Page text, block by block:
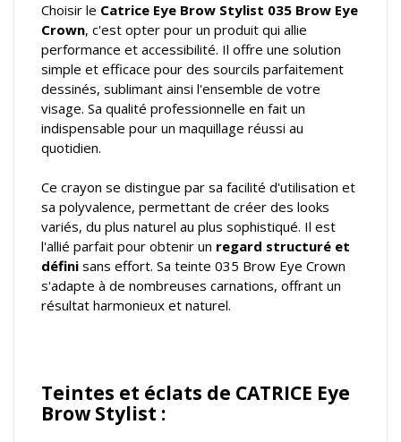
Choisir le Catrice Eye Brow Stylist 035 Brow Eye
Crown, c'est opter pour un produit qui allie
performance et accessibilité. Il offre une solution
simple et efficace pour des sourcils parfaitement
dessinés, sublimant ainsi l'ensemble de votre
visage. Sa qualité professionnelle en fait un
indispensable pour un maquillage réussi au
quotidien.
Ce crayon se distingue par sa facilité d'utilisation et
sa polyvalence, permettant de créer des looks
variés, du plus naturel au plus sophistiqué. Il est
l'allié parfait pour obtenir un regard structuré et
défini sans effort. Sa teinte 035 Brow Eye Crown
s'adapte à de nombreuses carnations, offrant un
résultat harmonieux et naturel.
Teintes et éclats de CATRICE Eye
Brow Stylist :